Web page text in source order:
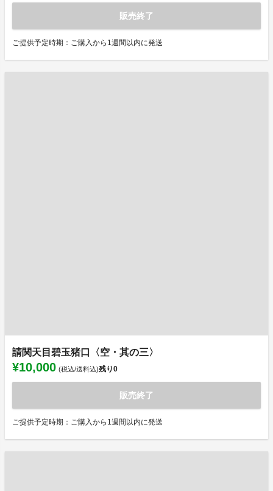
販売終了
ご提供予定時期：ご購入から1週間以内に発送
請関天目碧玉猪口〈空・其の三〉
¥10,000 (税込/送料込)残り0
販売終了
ご提供予定時期：ご購入から1週間以内に発送